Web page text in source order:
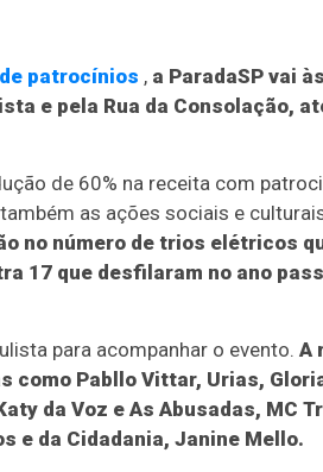
patrocínios , a ParadaSP vai
e pela Rua da Consolação,
de 60% na receita com
as ações sociais e
no número de trios elétricos
17 que desfilaram no ano
para acompanhar o evento. A
como Pabllo Vittar, Urias,
da Voz e As Abusadas, MC
e da Cidadania, Janine Mello.
08/26)
21 26 27 03